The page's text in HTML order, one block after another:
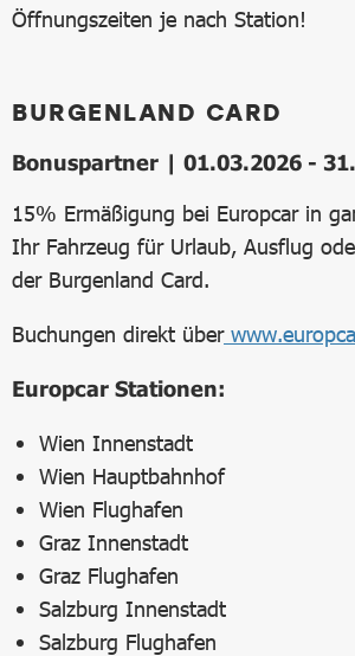
Öffnungszeiten je nach Station!
BURGENLAND CARD
Bonuspartner | 01.03.2026 -
15% Ermäßigung bei Europcar in
Ihr Fahrzeug für Urlaub, Ausflug
der Burgenland Card.
Buchungen direkt über
Europcar Stationen:
Wien Innenstadt
Wien Hauptbahnhof
Wien Flughafen
Graz Innenstadt
Graz Flughafen
Salzburg Innenstadt
Salzburg Flughafen